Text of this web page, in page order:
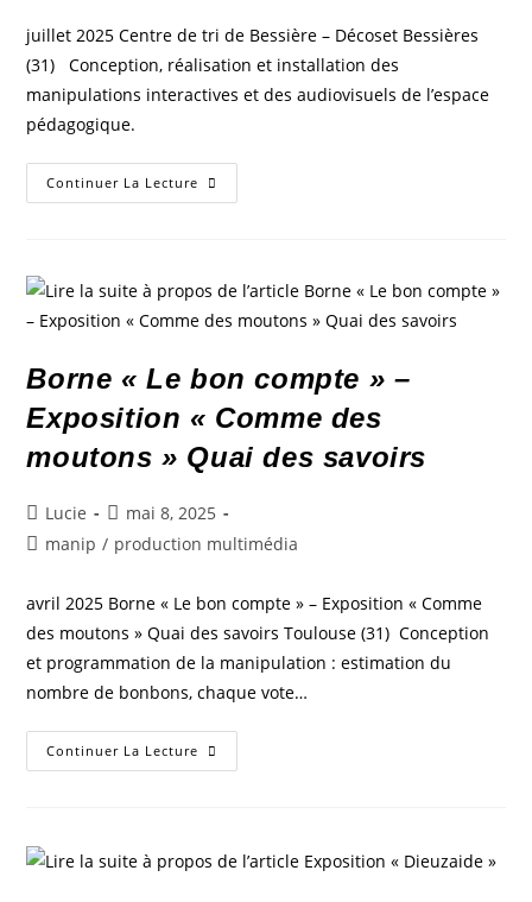
juillet 2025 Centre de tri de Bessière – Décoset Bessières
(31) Conception, réalisation et installation des
manipulations interactives et des audiovisuels de l’espace
pédagogique.
Continuer La Lecture
Borne « Le bon compte » –
Exposition « Comme des
moutons » Quai des savoirs
Lucie
mai 8, 2025
manip / production multimédia
avril 2025 Borne « Le bon compte » – Exposition « Comme
des moutons » Quai des savoirs Toulouse (31) Conception
et programmation de la manipulation : estimation du
nombre de bonbons, chaque vote…
Continuer La Lecture